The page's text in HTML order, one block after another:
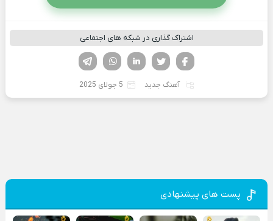
اشتراک گذاری در شبکه های اجتماعی
لینکدین تویتر
فیسوک
آهنگ جدید 5 جولای 2025
پست های پیشنهادی